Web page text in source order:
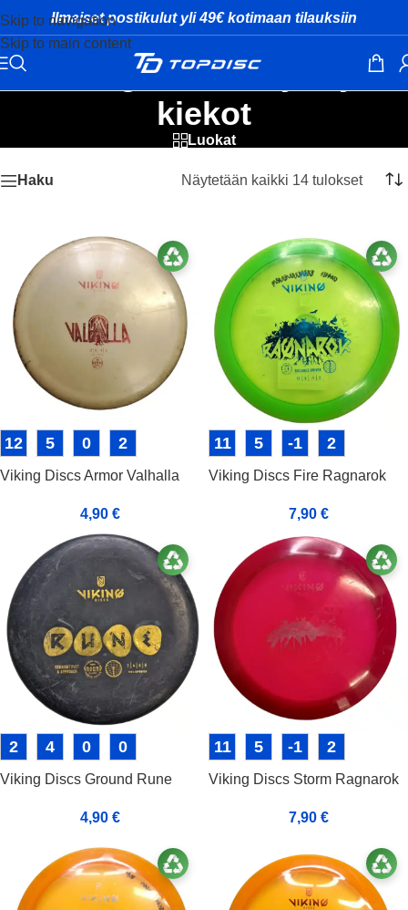
Skip to navigation
Skip to main content
Ilmaiset postikulut yli 49€ kotimaan tilauksiin
Viking Discs käytetyt
kiekot
Luokat
Haku Näytetään kaikki 14 tulokset
12 5 0 2
Viking Discs Armor Valhalla
4,90 €
11 5 -1 2
Viking Discs Fire Ragnarok
7,90 €
2 4 0 0
Viking Discs Ground Rune
4,90 €
11 5 -1 2
Viking Discs Storm Ragnarok
7,90 €